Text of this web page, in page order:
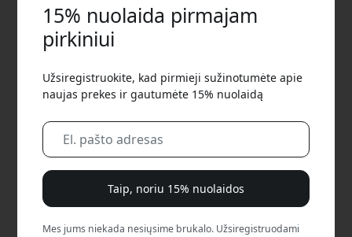
15% nuolaida pirmajam
pirkiniui
Užsiregistruokite, kad pirmieji sužinotumėte apie
naujas prekes ir gautumėte 15% nuolaidą
Taip, noriu 15% nuolaidos
Mes jums niekada nesiųsime brukalo. Užsiregistruodami
Norėdami gauti 15% nuolaidą, naudokite šį kodą
atsiskaitydami.